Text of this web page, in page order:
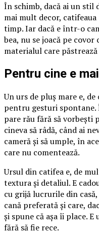
În schimb, dacă ai un stil
mai mult decor,
timp. Iar dacă e într-o
bea, nu se joacă pe
materialul care
Pentru cine e
Un urs de pluș mare e,
pentru gesturi spontane.
pare rău fără să vorbești
cineva să râdă, când ai
cameră și să umple, în
care nu comentează.
Ursul din catifea e, de
textura și detaliul. E
cu grijă lucrurile din
cană preferată și care,
și spune că așa îi place.
fără să fie rece.